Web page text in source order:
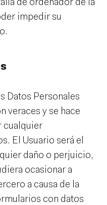
de ordenador de la
impedir su
Datos Personales
veraces y se hace
cualquier
El Usuario será el
daño o perjuicio,
ocasionar a
a causa de la
con datos